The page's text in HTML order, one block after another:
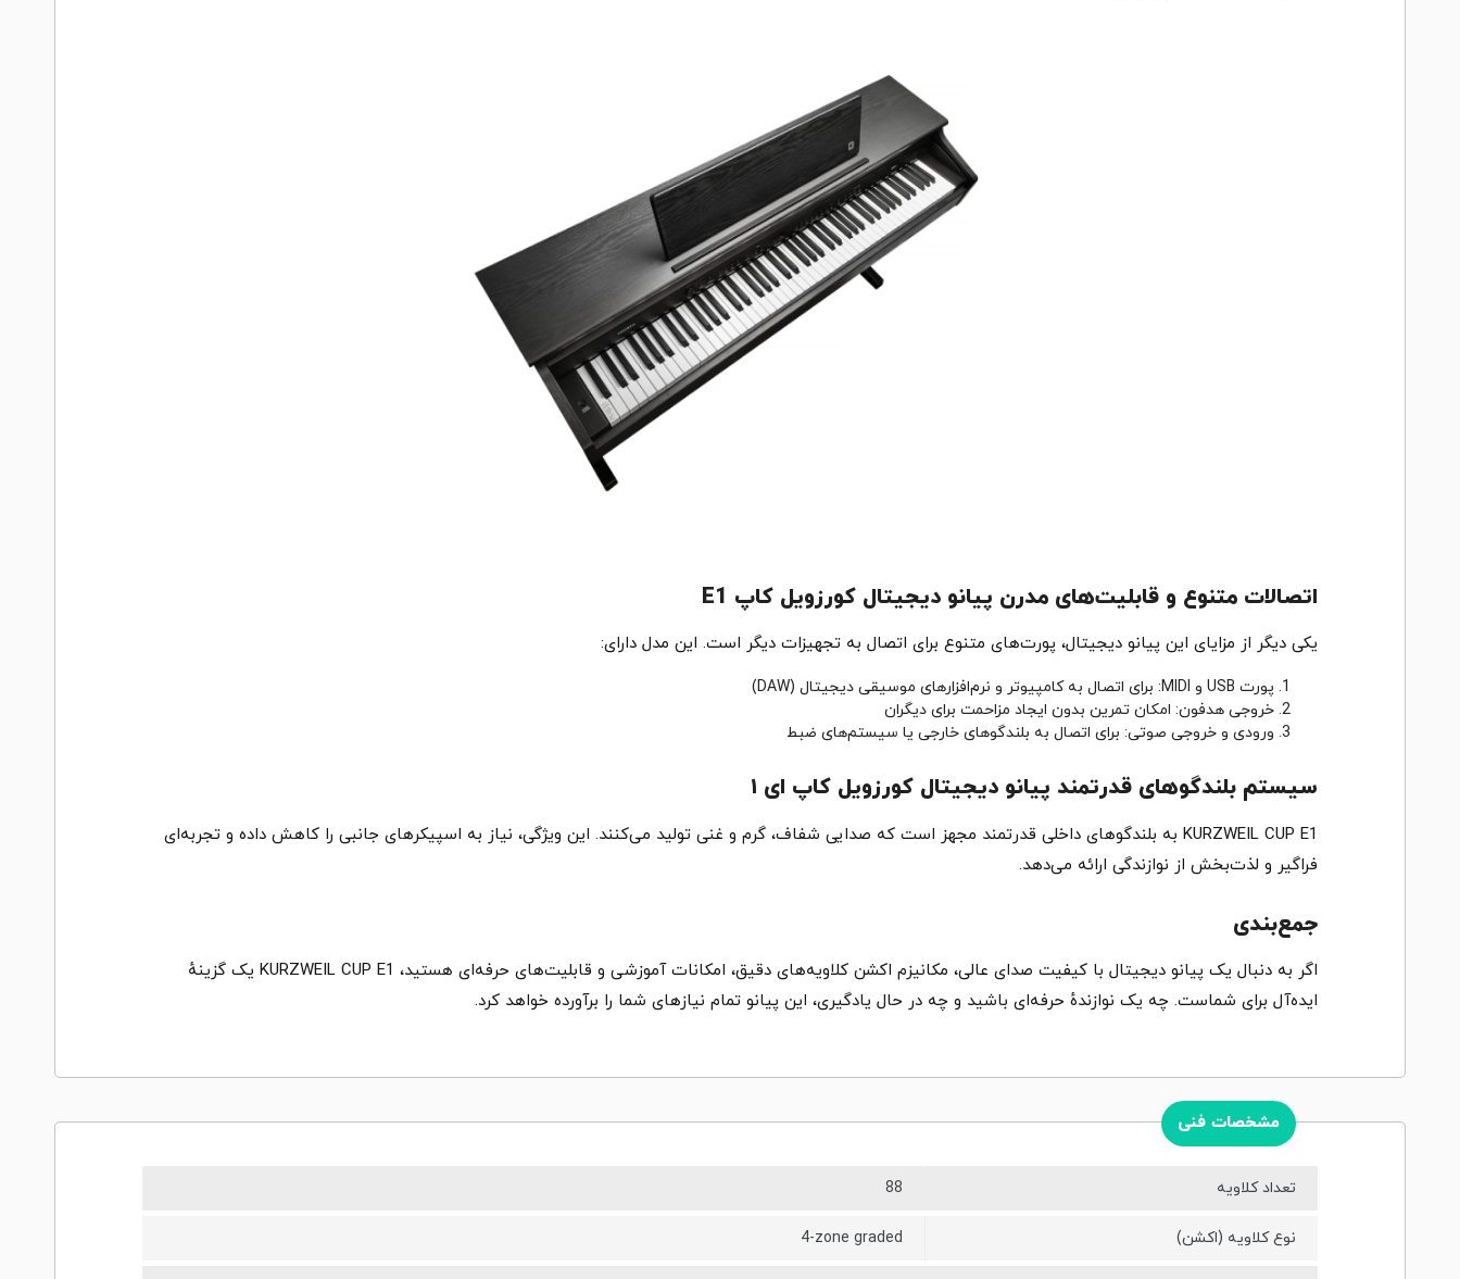
اتصالات متنوع و قابلیت‌های مدرن پیانو دیجیتال کورزویل کاپ E1
یکی دیگر از مزایای این پیانو دیجیتال، پورت‌های متنوع برای اتصال به تجهیزات دیگر است. این مدل دارای:
پورت USB و MIDI: برای اتصال به کامپیوتر و نرم‌افزارهای موسیقی دیجیتال (DAW)
خروجی هدفون: امکان تمرین بدون ایجاد مزاحمت برای دیگران
ورودی و خروجی صوتی: برای اتصال به بلندگوهای خارجی یا سیستم‌های ضبط
سیستم بلندگوهای قدرتمند پیانو دیجیتال کورزویل کاپ ای ۱
KURZWEIL CUP E1 به بلندگوهای داخلی قدرتمند مجهز است که صدایی شفاف، گرم و غنی تولید می‌کنند. این ویژگی، نیاز به اسپیکرهای جانبی را کاهش داده و تجربه‌ای
فراگیر و لذت‌بخش از نوازندگی ارائه می‌دهد.
جمع‌بندی
اگر به دنبال یک پیانو دیجیتال با کیفیت صدای عالی، مکانیزم اکشن کلاویه‌های دقیق، امکانات آموزشی و قابلیت‌های حرفه‌ای هستید، KURZWEIL CUP E1 یک گزینهٔ
ایده‌آل برای شماست. چه یک نوازندهٔ حرفه‌ای باشید و چه در حال یادگیری، این پیانو تمام نیازهای شما را برآورده خواهد کرد.
مشخصات فنی
تعداد کلاویه 88
نوع کلاویه (اکشن) 4-zone graded